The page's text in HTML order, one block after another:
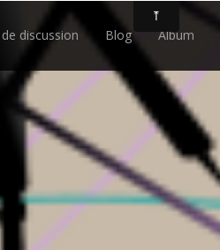
discussion Blog Album